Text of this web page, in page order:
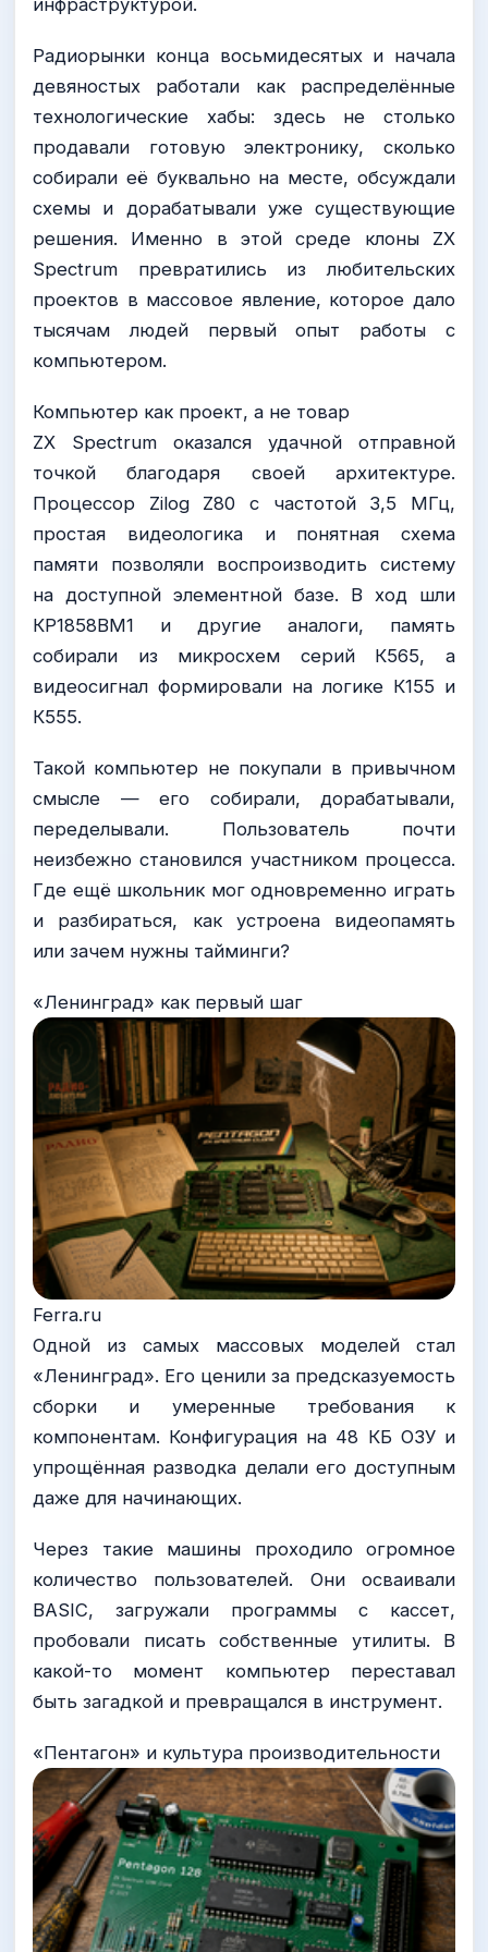
Радиорынки конца восьмидесятых и начала
девяностых работали как распределённые
технологические хабы: здесь не столько
продавали готовую электронику, сколько
собирали её буквально на месте, обсуждали
схемы и дорабатывали уже существующие
решения. Именно в этой среде клоны ZX
Spectrum превратились из любительских
проектов в массовое явление, которое дало
тысячам людей первый опыт работы с
компьютером.
Компьютер как проект, а не товар
ZX Spectrum оказался удачной отправной
точкой благодаря своей архитектуре.
Процессор Zilog Z80 с частотой 3,5 МГц,
простая видеологика и понятная схема
памяти позволяли воспроизводить систему
на доступной элементной базе. В ход шли
КР1858ВМ1 и другие аналоги, память
собирали из микросхем серий К565, а
видеосигнал формировали на логике К155 и
К555.
Такой компьютер не покупали в привычном
смысле — его собирали, дорабатывали,
переделывали. Пользователь почти
неизбежно становился участником процесса.
Где ещё школьник мог одновременно играть
и разбираться, как устроена видеопамять
или зачем нужны тайминги?
«Ленинград» как первый шаг
Ferra.ru
Одной из самых массовых моделей стал
«Ленинград». Его ценили за предсказуемость
сборки и умеренные требования к
компонентам. Конфигурация на 48 КБ ОЗУ и
упрощённая разводка делали его доступным
даже для начинающих.
Через такие машины проходило огромное
количество пользователей. Они осваивали
BASIC, загружали программы с кассет,
пробовали писать собственные утилиты. В
какой-то момент компьютер переставал
быть загадкой и превращался в инструмент.
«Пентагон» и культура производительности